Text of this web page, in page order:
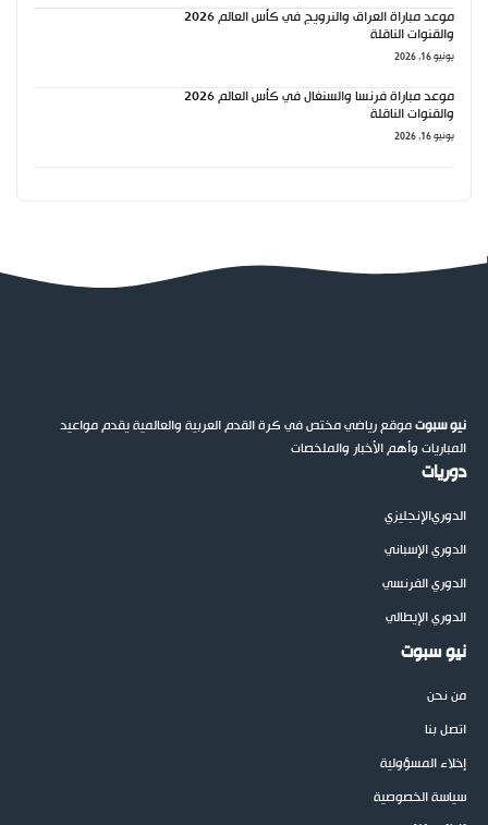
موعد مباراة العراق والنرويج في كأس العالم 2026
والقنوات الناقلة
يونيو 16, 2026
موعد مباراة فرنسا والسنغال في كأس العالم 2026
والقنوات الناقلة
يونيو 16, 2026
نيو سبوتموقع رياضي مختص في كرة القدم العربية والعالمية يقدم مواعيد
المباريات وأهم الأخبار والملخصات
دوريات
الدوريالإنجليزي
الدوري الإسباني
الدوري الفرنسي
الدوري الإيطالي
نيو سبوت
من نحن
اتصل بنا
إخلاء المسؤولية
سياسة الخصوصية